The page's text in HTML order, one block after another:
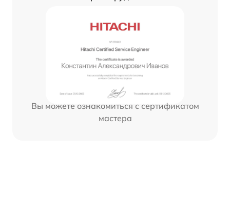
Вы можете ознакомиться с сертификатом
мастера